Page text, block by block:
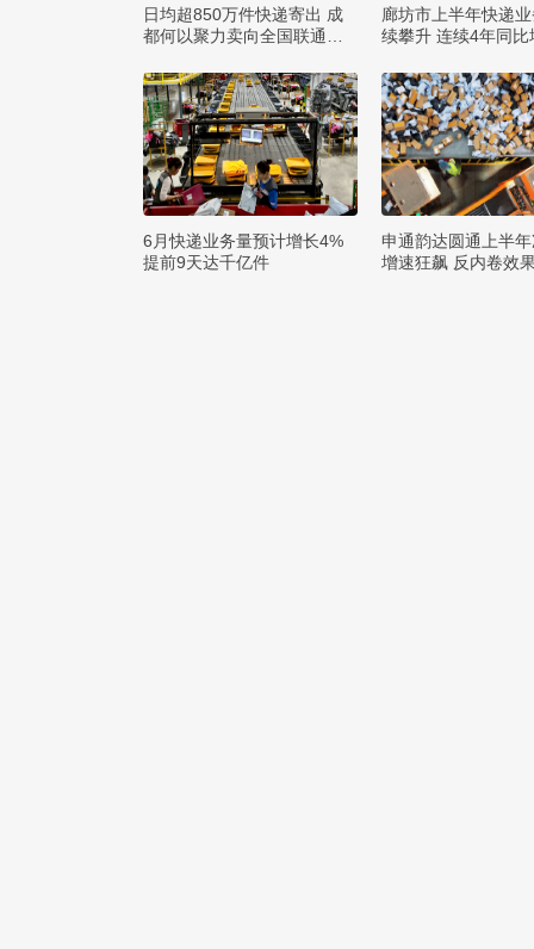
日均超850万件快递寄出 成
都何以聚力卖向全国联通全
廊坊市上半年快递
续攀升 连续4年同比
6月快递业务量预计增长4%
提前9天达千亿件
申通韵达圆通上半
增速狂飙 反内卷效